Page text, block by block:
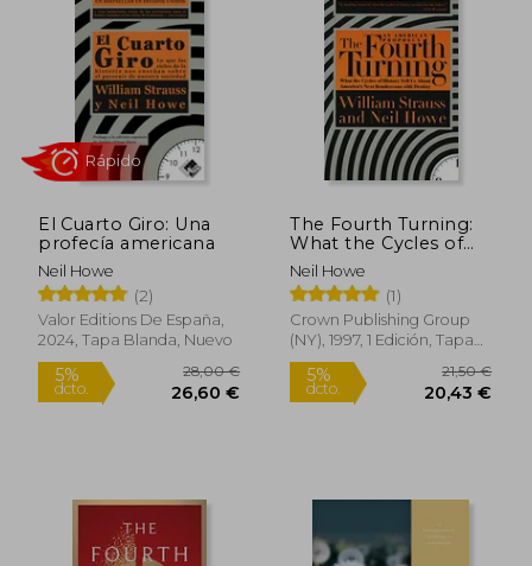
influyentes en el análisis de patrones
generacionales y su impacto en la
sociedad estadounidense.
El Cuarto Giro: Una
profecía americana
Neil Howe
(2)
Valor Editions De España,
2024, Tapa Blanda, Nuevo
dcto.
Rápido
The Fourth Turning:
What the Cycles of
History Tell us About
America' S Next
Rendezvous With
Destiny (en Inglés)
Neil Howe
(1)
Crown Publishing Group
(NY), 1997, 1 Edición, Tapa
Blanda, Nuevo
5%
dcto.